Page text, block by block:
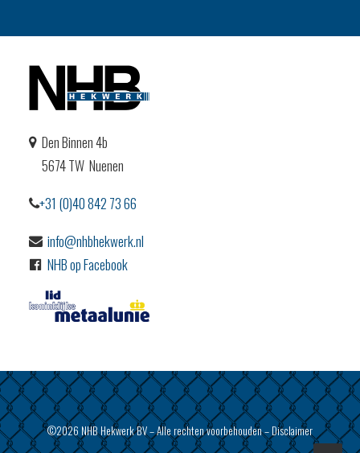
Den Binnen 4b
5674 TW Nuenen
+31 (0)40 842 73 66
info@nhbhekwerk.nl
NHB op Facebook
©2026 NHB Hekwerk BV – Alle rechten voorbehouden – Disclaimer